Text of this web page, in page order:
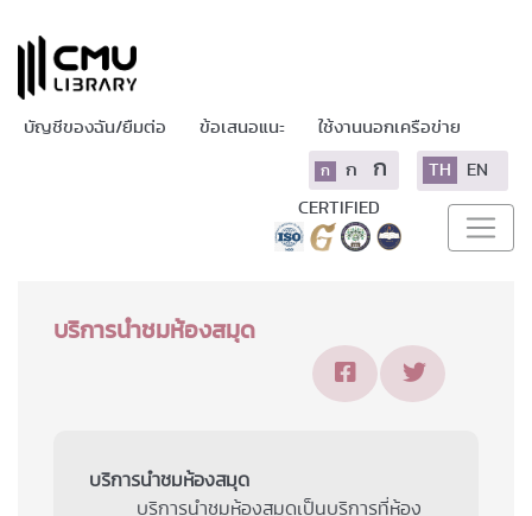
บัญชีของฉัน/ยืมต่อ ข้อเสนอแนะ ใช้งานนอกเครือข่าย
ก ก ก TH EN
CERTIFIED
บริการนำชมห้องสมุด
บริการนำชมห้องสมุด
บริการนำชมห้องสมุดเป็นบริการที่ห้อง